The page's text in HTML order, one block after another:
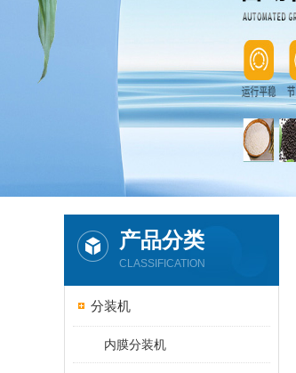
产品分类
CLASSIFICATION
分装机
内膜分装机